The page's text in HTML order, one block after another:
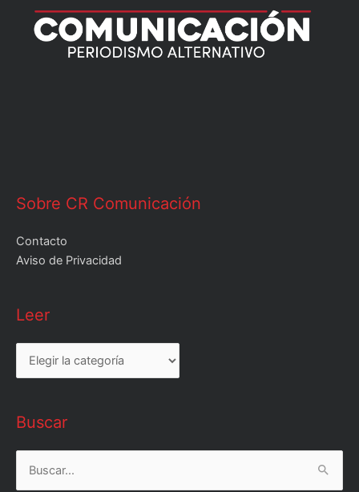
Sobre CR Comunicación
Contacto
Aviso de Privacidad
Leer
Leer
Buscar
Buscar